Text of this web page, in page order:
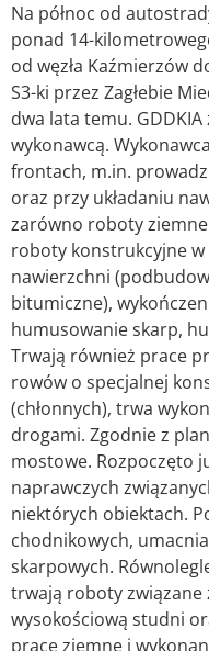
Na północ od
ponad 14-
od węzła Kaźmierzów
S3-ki przez Zagłebie
dwa lata temu.
wykonawcą.
frontach, m.in.
oraz przy układaniu
zarówno roboty
roboty konstrukcyjne w
nawierzchni
bitumiczne),
humusowanie skarp,
Trwają również prace
rowów o specjalnej
(chłonnych), trwa
drogami. Zgodnie z
mostowe. Rozpoczęto
naprawczych
niektórych obiektach.
chodnikowych,
skarpowych.
trwają roboty związane
wysokościową studni
prace ziemne i